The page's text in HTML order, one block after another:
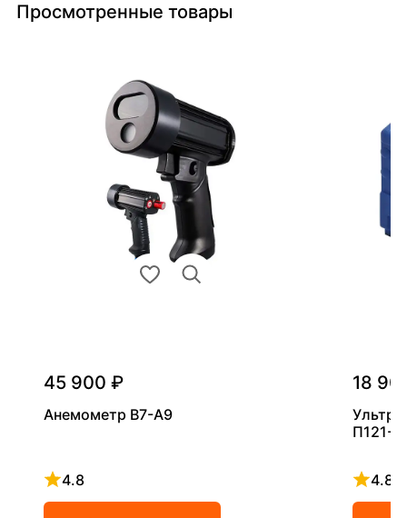
Просмотренные товары
45 900 ₽
Анемометр В7-А9
4.8
Рейтинг 4.8 из 5
18
П121-
4.8